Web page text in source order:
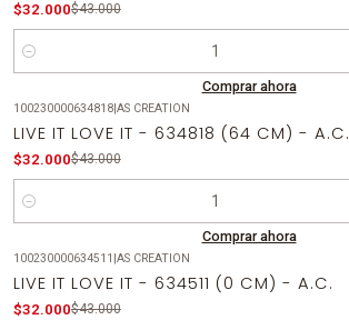
$32.000$43.000
Cantidad
Comprar ahora
100230000634818|AS CREATION
LIVE IT LOVE IT - 634818 (64 CM) - A.C.
$32.000$43.000
Cantidad
Comprar ahora
100230000634511 |AS CREATION
LIVE IT LOVE IT - 634511 (0 CM) - A.C.
$32.000$43.000